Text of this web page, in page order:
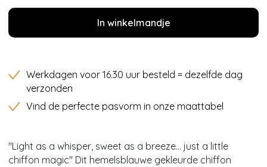
In winkelmandje
Werkdagen voor 16.30 uur besteld = dezelfde dag
verzonden
Vind de perfecte pasvorm in onze maattabel
"Light as a whisper, sweet as a breeze... just a little
chiffon magic'' Dit hemelsblauwe gekleurde chiffon